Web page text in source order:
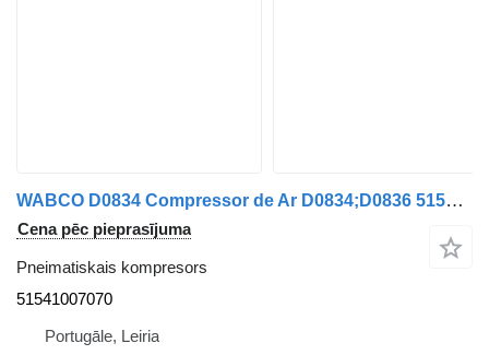
WABCO D0834 Compressor de Ar D0834;D0836 51541007070 pneimatiskais kompresors paredzēts MAN kravas automašīnas
Cena pēc pieprasījuma
Pneimatiskais kompresors
51541007070
Portugāle, Leiria